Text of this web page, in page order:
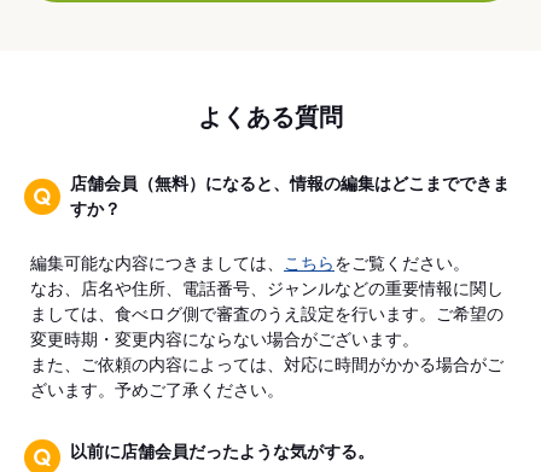
よくある質問
店舗会員（無料）になると、情報の編集はどこまでできま
すか？
編集可能な内容につきましては、 こちらをご覧ください。
なお、店名や住所、電話番号、ジャンルなどの重要情報に関し
ましては、食べログ側で審査のうえ設定を行います。ご希望の
変更時期・変更内容にならない場合がございます。
また、ご依頼の内容によっては、対応に時間がかかる場合がご
ざいます。予めご了承ください。
以前に店舗会員だったような気がする。